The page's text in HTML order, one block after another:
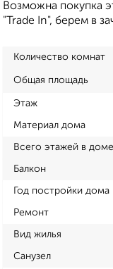
Возможна покупка
"Trade In", берем в
Количество комнат
Общая площадь
Этаж
Материал дома
Всего этажей в доме
Балкон
Год постройки дома
Ремонт
Вид жилья
Санузел